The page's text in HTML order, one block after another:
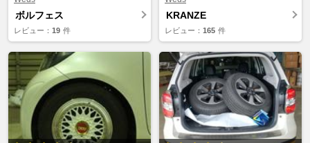
ボルフェス
レビュー： 19 件
KRANZE
レビュー： 165 件